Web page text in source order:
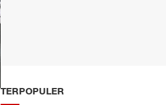
TERPOPULER